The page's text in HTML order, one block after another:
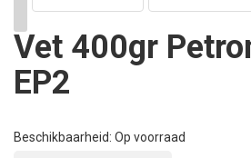
Vet 400gr
EP2
Beschikbaarheid: Op voorraad